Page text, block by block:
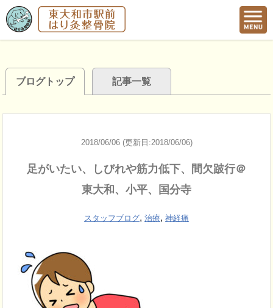
ブログトップ 記事一覧
2018/06/06 (更新日:2018/06/06)
足がいたい、しびれや筋力低下、間欠跛行＠
東大和、小平、国分寺
スタッフブログ, 治療, 神経痛